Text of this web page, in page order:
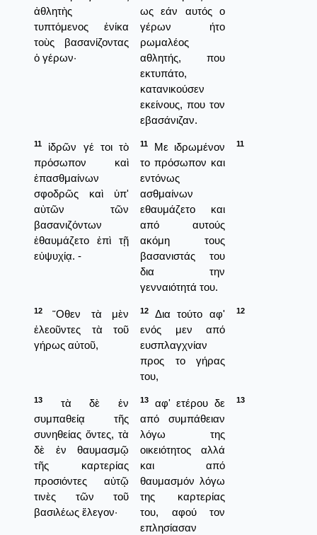
ἀθλητὴς
τυπτόμενος ἐνίκα
τοὺς βασανίζοντας
ὁ γέρων·
ως εάν αυτός ο
γέρων ήτο
ρωμαλέος
αθλητής, που
εκτυπάτο,
κατανικούσεν
εκείνους, που τον
εβασάνιζαν.
11
ἱδρῶν γέ τοι τὸ
πρόσωπον καὶ
ἐπασθμαίνων
σφοδρῶς καὶ ὑπ'
αὐτῶν τῶν
βασανιζόντων
ἐθαυμάζετο ἐπὶ τῇ
εὐψυχίᾳ. -
11
Με ιδρωμένον
το πρόσωπον και
εντόνως
ασθμαίνων
εθαυμάζετο και
από αυτούς
ακόμη τους
βασανιστάς του
δια την
γενναιότητά του.
11
12
῞Οθεν τὰ μὲν
ἐλεοῦντες τὰ τοῦ
γήρως αὐτοῦ,
12
Δια τούτο αφ'
ενός μεν από
ευσπλαγχνίαν
προς το γήρας
του,
12
13
τὰ δὲ ἐν
συμπαθείᾳ τῆς
συνηθείας ὄντες, τὰ
δὲ ἐν θαυμασμῷ
τῆς καρτερίας
προσιόντες αὐτῷ
τινὲς τῶν τοῦ
βασιλέως ἔλεγον·
13
αφ' ετέρου δε
από συμπάθειαν
λόγω της
οικειότητος αλλά
και από
θαυμασμόν λόγω
της καρτερίας
του, αφού τον
επλησίασαν
13